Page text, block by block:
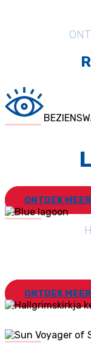
ONTDEK MEER
ONTDEK MEER